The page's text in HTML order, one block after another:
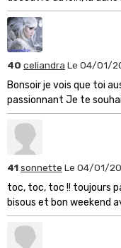
40 celiandra Le 04/01/
Bonsoir je vois que toi
passionnant Je te
41sonnette Le 04/01/
toc, toc, toc !! toujours
bisous et bon weekend